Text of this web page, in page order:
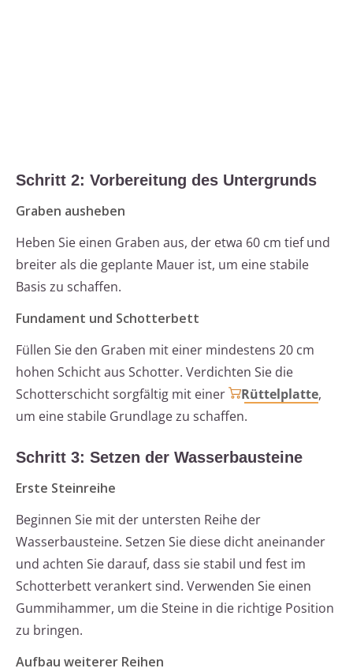
Schritt 2: Vorbereitung des Untergrunds
Graben ausheben
Heben Sie einen Graben aus, der etwa 60 cm tief und
breiter als die geplante Mauer ist, um eine stabile
Basis zu schaffen.
Fundament und Schotterbett
Füllen Sie den Graben mit einer mindestens 20 cm
hohen Schicht aus Schotter. Verdichten Sie die
Schotterschicht sorgfältig mit einer
Rüttelplatte,
um eine stabile Grundlage zu schaffen.
Schritt 3: Setzen der Wasserbausteine
Erste Steinreihe
Beginnen Sie mit der untersten Reihe der
Wasserbausteine. Setzen Sie diese dicht aneinander
und achten Sie darauf, dass sie stabil und fest im
Schotterbett verankert sind. Verwenden Sie einen
Gummihammer, um die Steine in die richtige Position
zu bringen.
Aufbau weiterer Reihen